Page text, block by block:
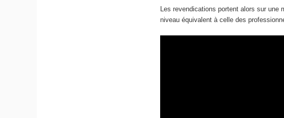
Les revendications portent alors sur une
niveau équivalent à celle des